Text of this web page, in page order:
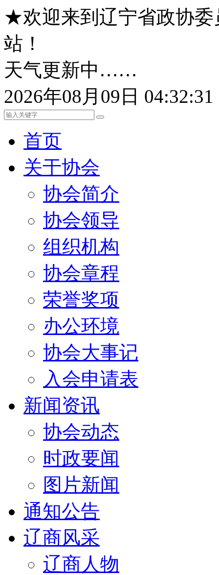
★欢迎来到辽宁省政协委
站！
天气更新中……
2026年08月09日
首页
关于协会
协会简介
协会领导
组织机构
协会章程
荣誉奖项
办公环境
协会大事记
入会申请表
新闻资讯
协会动态
时政要闻
图片新闻
通知公告
辽商风采
辽商人物